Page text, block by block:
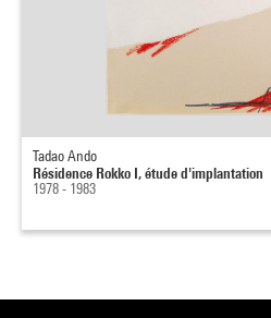
Tadao Ando
Résidence Rokko I, étude d'implantation
1978 - 1983